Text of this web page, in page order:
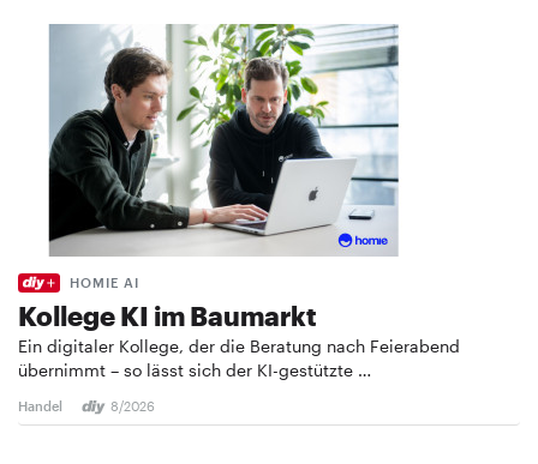
HOMIE AI
Kollege KI im Baumarkt
Ein digitaler Kollege, der die Beratung nach Feierabend
übernimmt – so lässt sich der KI-gestützte …
Handel 8/2026